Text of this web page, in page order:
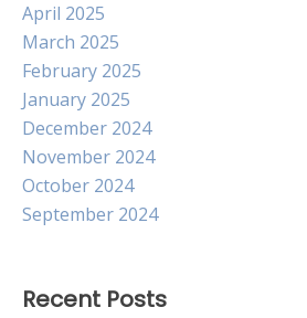
April 2025
March 2025
February 2025
January 2025
December 2024
November 2024
October 2024
September 2024
Recent Posts